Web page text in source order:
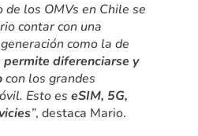
de los OMVs en Chile se
contar con una
como la de
permite diferenciarse y
con los grandes
Esto es eSIM, 5G,
”, destaca Mario.